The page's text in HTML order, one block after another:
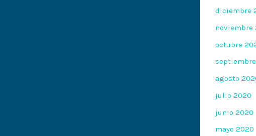
diciembre
noviembre
octubre
agosto
julio 2020
junio 2020
mayo 2020